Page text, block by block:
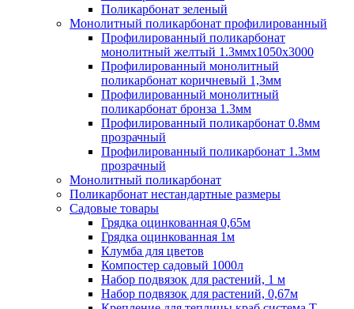
Поликарбонат зеленый
Монолитный поликарбонат профилированный
Профилированный поликарбонат
монолитный желтый 1.3ммх1050х3000
Профилированный монолитный
поликарбонат коричневый 1,3мм
Профилированный монолитный
поликарбонат бронза 1.3мм
Профилированный поликарбонат 0.8мм
прозрачный
Профилированный поликарбонат 1.3мм
прозрачный
Монолитный поликарбонат
Поликарбонат нестандартные размеры
Садовые товары
Грядка оцинкованная 0,65м
Грядка оцинкованная 1м
Клумба для цветов
Компостер садовый 1000л
Набор подвязок для растений, 1 м
Набор подвязок для растений, 0,67м